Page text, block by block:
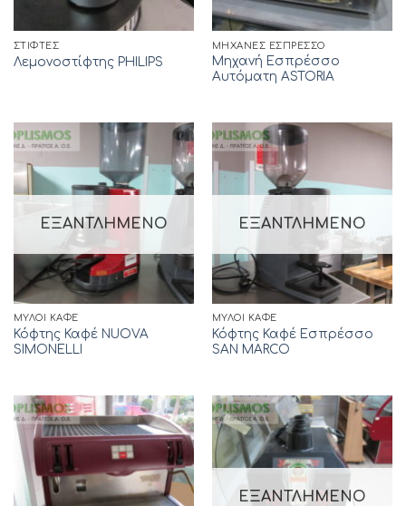
ΣΤΊΦΤΕΣ
Λεμονοστίφτης PHILIPS
ΜΗΧΑΝΈΣ ΕΣΠΡΈΣΣΟ
Μηχανή Εσπρέσσο
Αυτόματη ASTORIA
ΕΞΑΝΤΛΗΜΈΝΟ
ΜΎΛΟΙ ΚΑΦΈ
Κόφτης Καφέ NUOVA
SIMONELLI
ΕΞΑΝΤΛΗΜΈΝΟ
ΜΎΛΟΙ ΚΑΦΈ
Κόφτης Καφέ Εσπρέσσο
SAN MARCO
ΕΞΑΝΤΛΗΜΈΝΟ